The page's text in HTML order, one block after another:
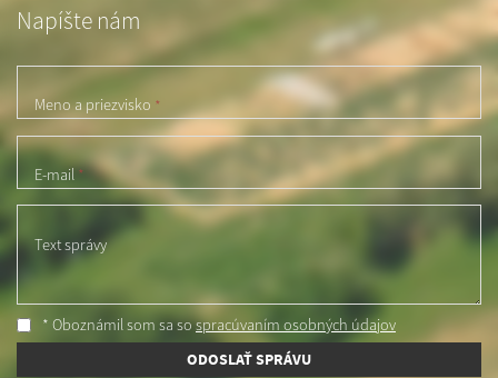
Napíšte nám
Meno a priezvisko *
E-mail *
Text správy
* Oboznámil som sa sospracúvaním osobných údajov
ODOSLAŤ SPRÁVU